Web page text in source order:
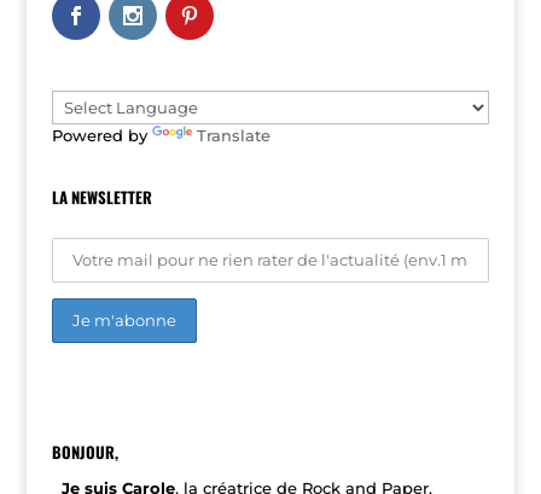
n
a
v
e
:Powered by Translate
LA NEWSLETTER
n
BONJOUR,
Je suis Carole, la créatrice de Rock and Paper.